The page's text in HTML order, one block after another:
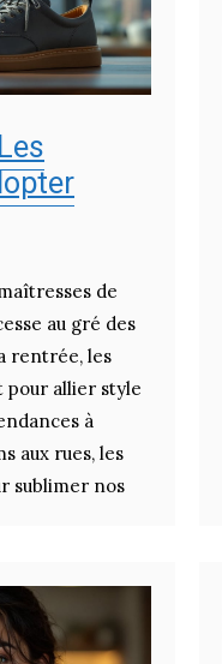
de
au gré des
rentrée, les
pour allier style
à
aux rues, les
sublimer nos